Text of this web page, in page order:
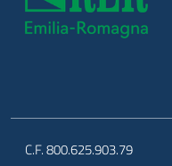
C.F. 800.625.903.79